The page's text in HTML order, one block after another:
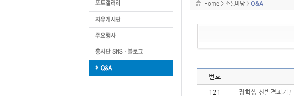
Home > 소통마당 > Q&A
번호
121 장학생 선발결과가?